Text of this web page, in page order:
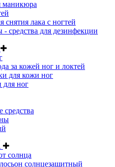
маникюра
снятия лака с ногтей
- средства для дезинфекции
за кожей ног и локтей
для кожи ног
для ног
солнца
солнцезащитный